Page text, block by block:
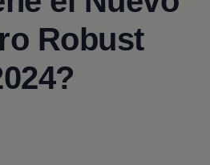
Robust